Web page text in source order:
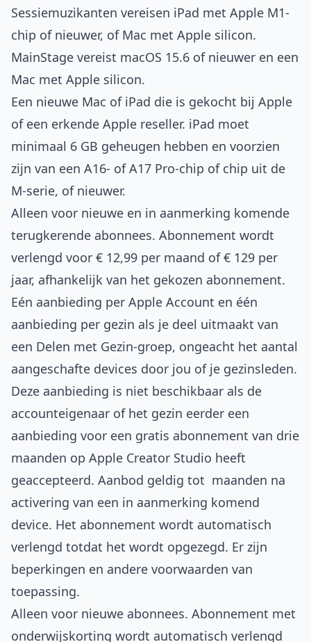
Sessiemuzikanten vereisen iPad met Apple M1-
chip of nieuwer, of Mac met Apple silicon.
MainStage vereist macOS 15.6 of nieuwer en een
Mac met Apple silicon.
Een nieuwe Mac of iPad die is gekocht bij Apple
of een erkende Apple reseller. iPad moet
minimaal 6 GB geheugen hebben en voorzien
zijn van een A16- of A17 Pro-chip of chip uit de
M-serie, of nieuwer.
Alleen voor nieuwe en in aanmerking komende
terugkerende abonnees. Abonnement wordt
verlengd voor € 12,99 per maand of € 129 per
jaar, afhankelijk van het gekozen abonnement.
Eén aanbieding per Apple Account en één
aanbieding per gezin als je deel uitmaakt van
een Delen met Gezin-groep, ongeacht het aantal
aangeschafte devices door jou of je gezinsleden.
Deze aanbieding is niet beschikbaar als de
accounteigenaar of het gezin eerder een
aanbieding voor een gratis abonnement van drie
maanden op Apple Creator Studio heeft
geaccepteerd. Aanbod geldig tot maanden na
activering van een in aanmerking komend
device. Het abonnement wordt automatisch
verlengd totdat het wordt opgezegd. Er zijn
beperkingen en andere voorwaarden van
toepassing.
Alleen voor nieuwe abonnees. Abonnement met
onderwijskorting wordt automatisch verlengd